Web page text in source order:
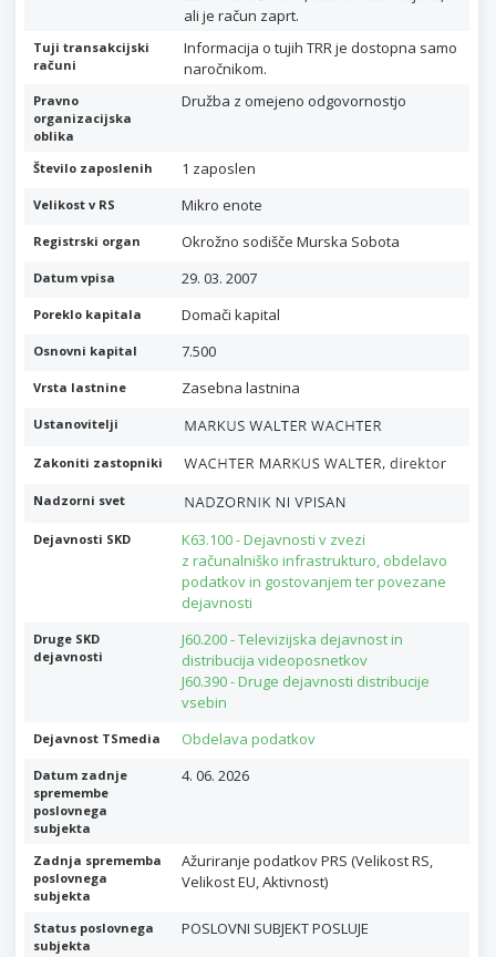
ali je račun zaprt.
Tuji transakcijski
računi
Informacija o tujih TRR je dostopna samo
naročnikom.
Pravno
organizacijska
oblika
Družba z omejeno odgovornostjo
Število zaposlenih 1 zaposlen
Velikost v RS Mikro enote
Registrski organ Okrožno sodišče Murska Sobota
Datum vpisa 29. 03. 2007
Poreklo kapitala Domači kapital
Osnovni kapital 7.500
Vrsta lastnine Zasebna lastnina
Ustanovitelji
Zakoniti zastopniki
Nadzorni svet
Dejavnosti SKD
K63.100 - Dejavnosti v zvezi
z računalniško infrastrukturo, obdelavo
podatkov in gostovanjem ter povezane
dejavnosti
Druge SKD
dejavnosti
J60.200 - Televizijska dejavnost in
distribucija videoposnetkov
J60.390 - Druge dejavnosti distribucije
vsebin
Dejavnost TSmedia Obdelava podatkov
Datum zadnje
spremembe
poslovnega
subjekta
4. 06. 2026
Zadnja sprememba
poslovnega
subjekta
Ažuriranje podatkov PRS (Velikost RS,
Velikost EU, Aktivnost)
Status poslovnega
subjekta
POSLOVNI SUBJEKT POSLUJE